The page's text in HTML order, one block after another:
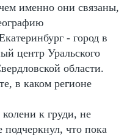
именно они связаны,
- город в
центр Уральского
области.
в каком регионе
к груди, не
что пока